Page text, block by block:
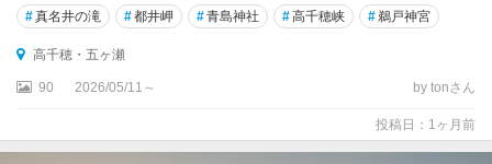
#真名井の滝 #都井岬 #青島神社 #高千穂峡 #鵜戸神宮
高千穂・五ヶ瀬
90 2026/05/11～ by tonさん
投稿日：1ヶ月前